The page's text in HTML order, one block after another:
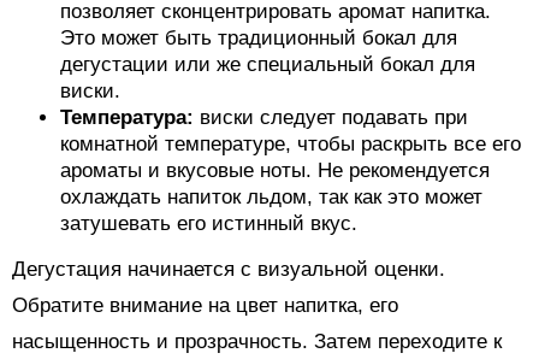
позволяет сконцентрировать аромат напитка.
Это может быть традиционный бокал для
дегустации или же специальный бокал для
виски.
Температура: виски следует подавать при
комнатной температуре, чтобы раскрыть все его
ароматы и вкусовые ноты. Не рекомендуется
охлаждать напиток льдом, так как это может
затушевать его истинный вкус.
Дегустация начинается с визуальной оценки.
Обратите внимание на цвет напитка, его
насыщенность и прозрачность. Затем переходите к